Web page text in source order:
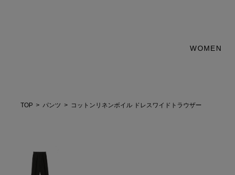
WOMEN
TOP パンツ コットンリネンボイル ドレスワイドトラウザー